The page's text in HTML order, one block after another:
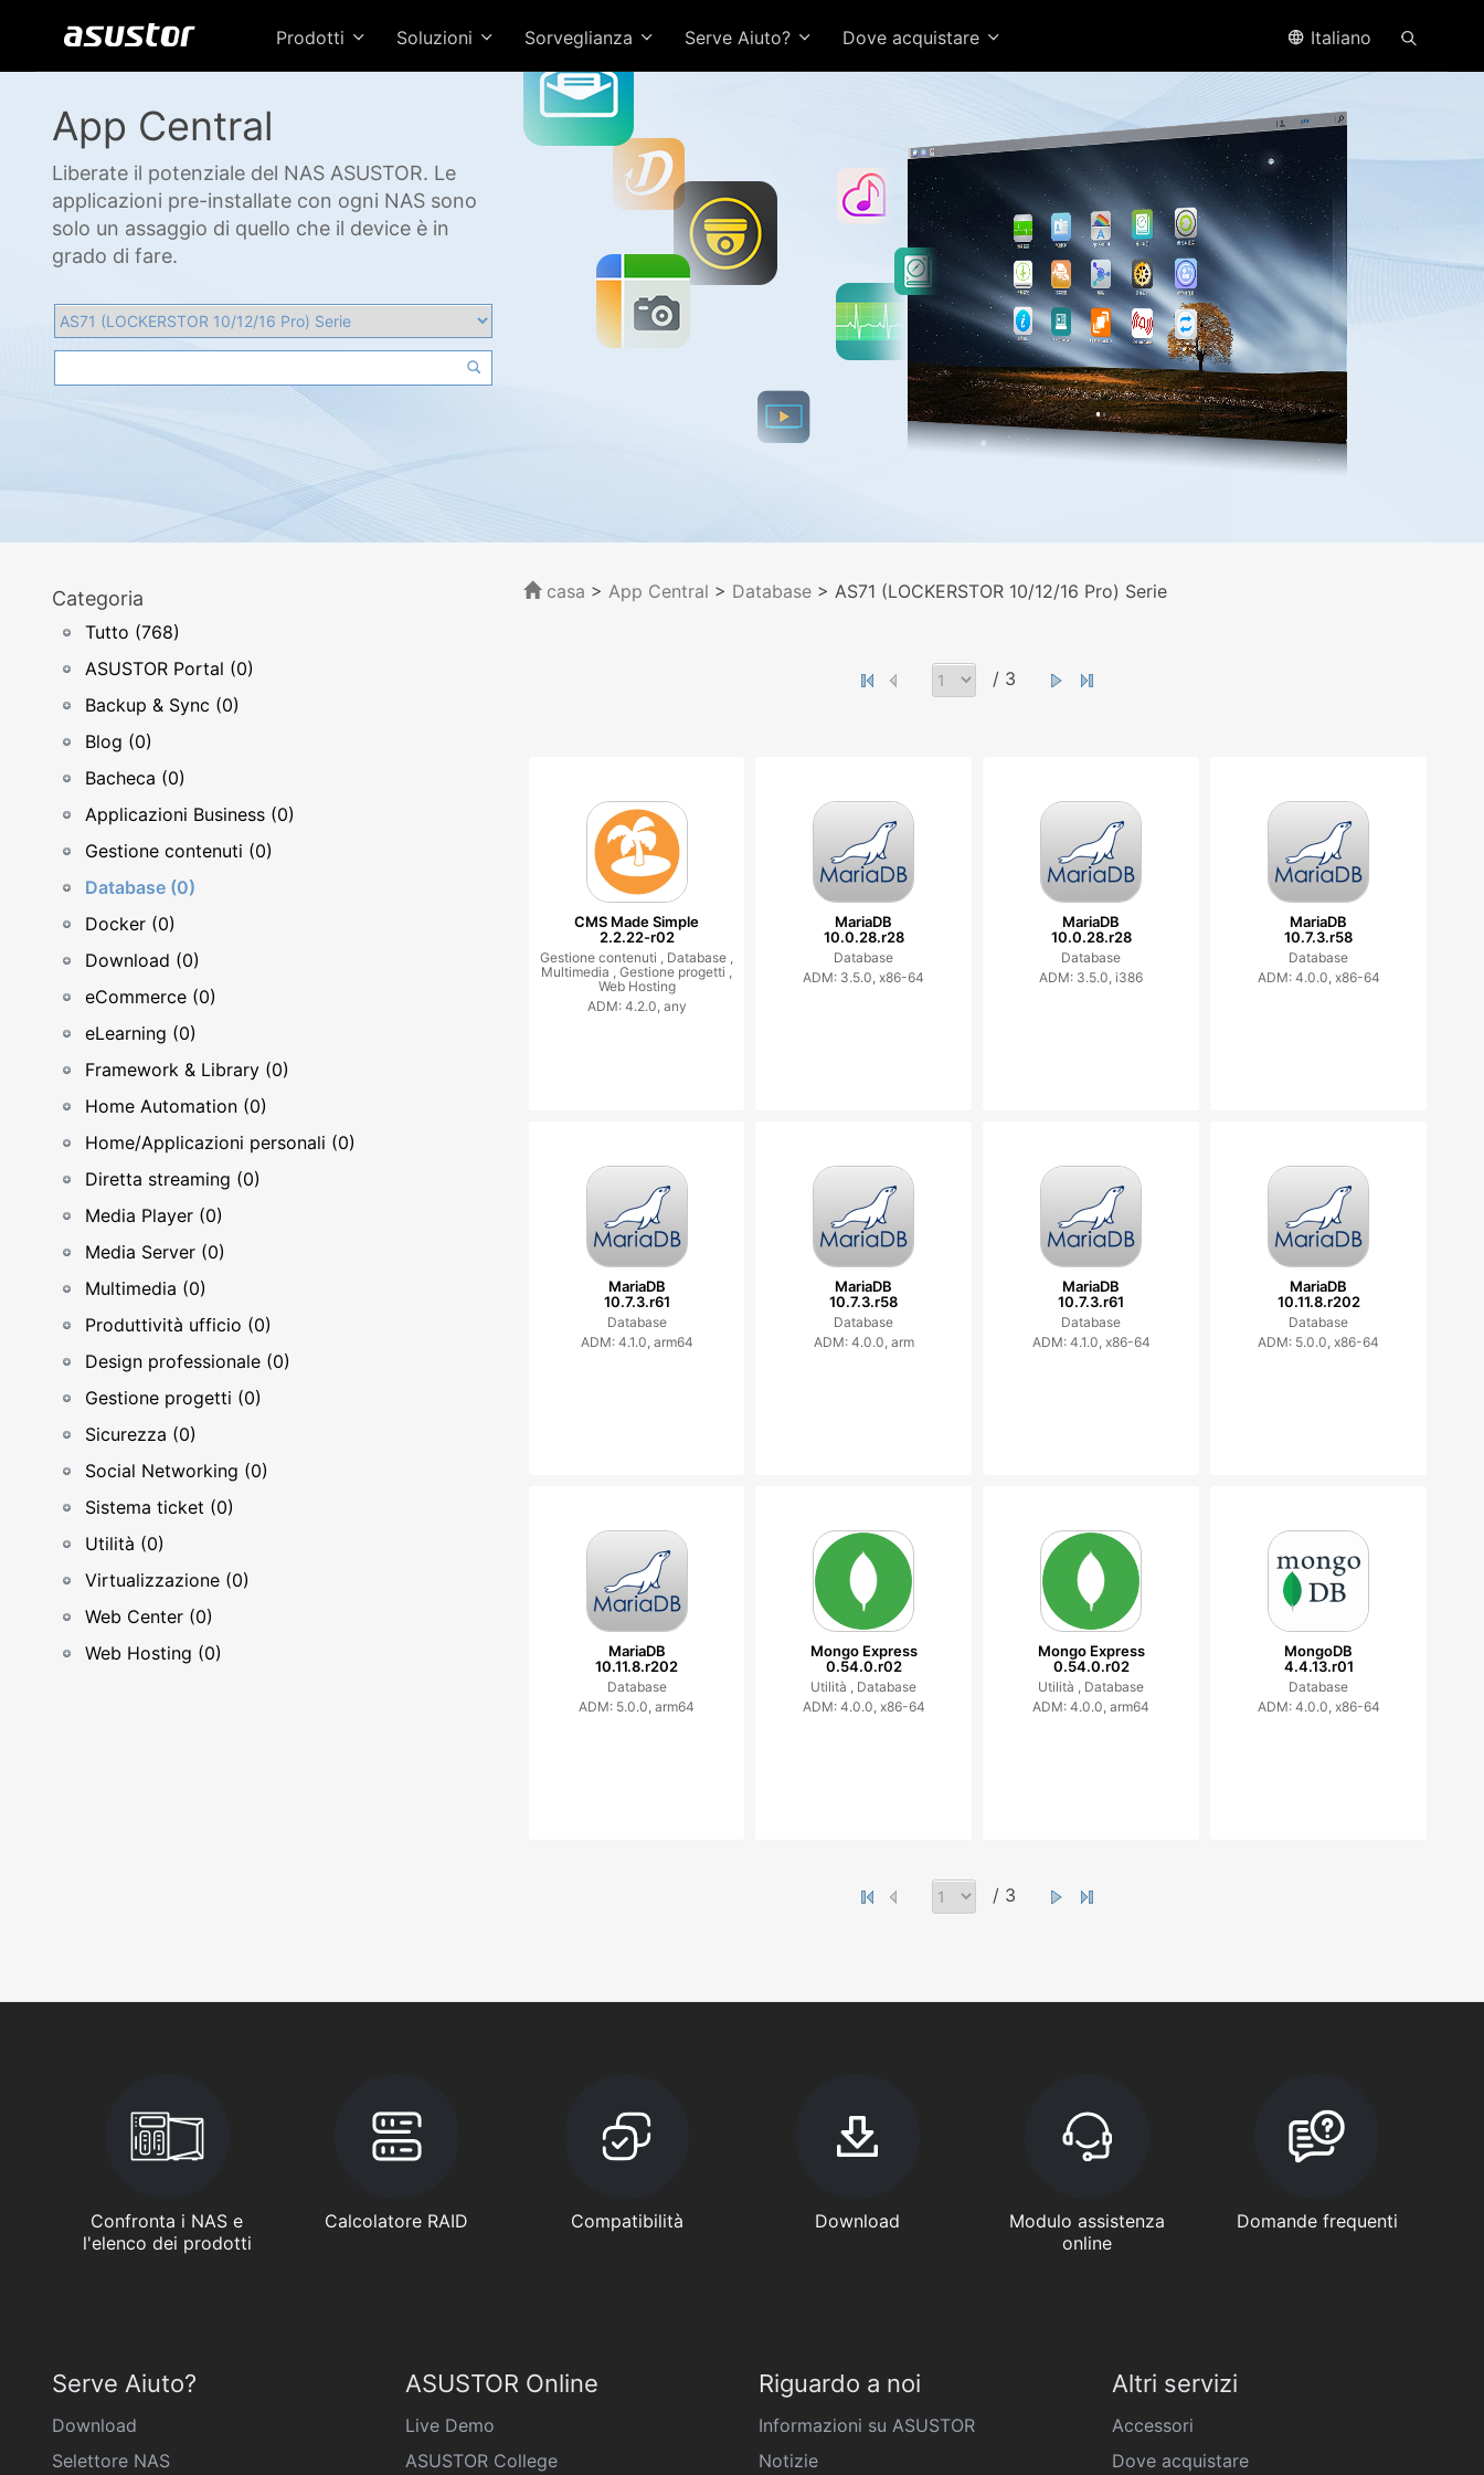
Prodotti Soluzioni Sorveglianza Serve Aiuto? Dove acquistare Italiano
App Central
Liberate il potenziale del NAS ASUSTOR. Le
applicazioni pre-installate con ogni NAS sono
solo un assaggio di quello che il device è in
grado di fare.
Categoria
Tutto (768)
ASUSTOR Portal (0)
Backup & Sync (0)
Blog (0)
Bacheca (0)
Applicazioni Business (0)
Gestione contenuti (0)
Database (0)
Docker (0)
Download (0)
eCommerce (0)
eLearning (0)
Framework & Library (0)
Home Automation (0)
Home/Applicazioni personali (0)
Diretta streaming (0)
Media Player (0)
Media Server (0)
Multimedia (0)
Produttività ufficio (0)
Design professionale (0)
Gestione progetti (0)
Sicurezza (0)
Social Networking (0)
Sistema ticket (0)
Utilità (0)
Virtualizzazione (0)
Web Center (0)
Web Hosting (0)
casa > App Central > Database > AS71 (LOCKERSTOR 10/12/16 Pro) Serie
/ 3
CMS Made Simple
2.2.22-r02
Gestione contenuti , Database ,
Multimedia ,Gestione progetti ,
Web Hosting
ADM: 4.2.0, any
MariaDB
10.0.28.r28
Database
ADM: 3.5.0, x86-64
MariaDB
10.0.28.r28
Database
ADM: 3.5.0, i386
MariaDB
10.7.3.r58
Database
ADM: 4.0.0, x86-64
MariaDB
10.7.3.r61
Database
ADM: 4.1.0, arm64
MariaDB
10.7.3.r58
Database
ADM: 4.0.0, arm
MariaDB
10.7.3.r61
Database
ADM: 4.1.0, x86-64
MariaDB
10.11.8.r202
Database
ADM: 5.0.0, x86-64
MariaDB
10.11.8.r202
Database
ADM: 5.0.0, arm64
Mongo Express
0.54.0.r02
Utilità , Database
ADM: 4.0.0, x86-64
Mongo Express
0.54.0.r02
Utilità , Database
ADM: 4.0.0, arm64
MongoDB
4.4.13.r01
Database
ADM: 4.0.0, x86-64
/ 3
Confronta i NAS e
l'elenco dei prodotti
Calcolatore RAID Compatibilità Download
Modulo assistenza
online
Domande frequenti
Serve Aiuto?
Download
Selettore NAS
ASUSTOR Online
Live Demo
ASUSTOR College
Riguardo a noi
Informazioni su ASUSTOR
Notizie
Altri servizi
Accessori
Dove acquistare